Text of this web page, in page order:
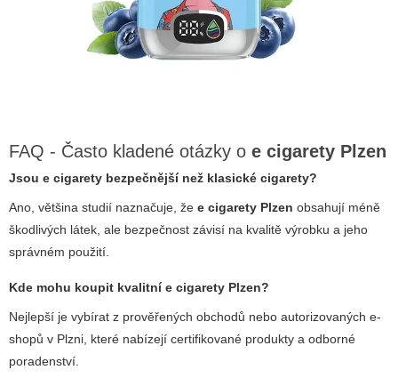
FAQ - Často kladené otázky o e cigarety Plzen
Jsou e cigarety bezpečnější než klasické cigarety?
Ano, většina studií naznačuje, že e cigarety Plzen obsahují méně
škodlivých látek, ale bezpečnost závisí na kvalitě výrobku a jeho
správném použití.
Kde mohu koupit kvalitníe cigarety Plzen?
Nejlepší je vybírat z prověřených obchodů nebo autorizovaných e-
shopů v Plzni, které nabízejí certifikované produkty a odborné
poradenství.